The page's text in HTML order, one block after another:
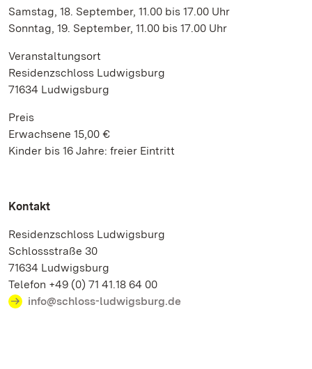
Samstag, 18. September, 11.00 bis 17.00 Uhr
Sonntag, 19. September, 11.00 bis 17.00 Uhr
Veranstaltungsort
Residenzschloss Ludwigsburg
71634 Ludwigsburg
Preis
Erwachsene 15,00 €
Kinder bis 16 Jahre: freier Eintritt
Kontakt
Residenzschloss Ludwigsburg
Schlossstraße 30
71634 Ludwigsburg
Telefon +49 (0) 71 41.18 64 00
info@schloss-ludwigsburg.de